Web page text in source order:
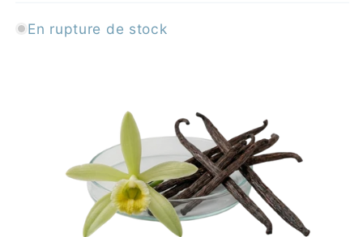
En rupture de stock